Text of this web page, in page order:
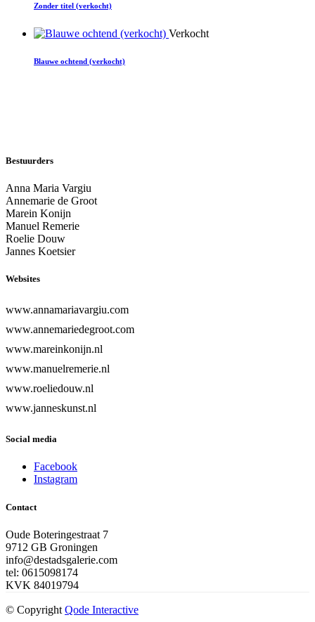
Zonder titel (verkocht)
Verkocht
Blauwe ochtend (verkocht)
Bestuurders
Anna Maria Vargiu
Annemarie de Groot
Marein Konijn
Manuel Remerie
Roelie Douw
Jannes Koetsier
Websites
www.annamariavargiu.com
www.annemariedegroot.com
www.mareinkonijn.nl
www.manuelremerie.nl
www.roeliedouw.nl
www.janneskunst.nl
Social media
Facebook
Instagram
Contact
Oude Boteringestraat 7
9712 GB Groningen
info@destadsgalerie.com
tel: 0615098174
KVK 84019794
© Copyright Qode Interactive